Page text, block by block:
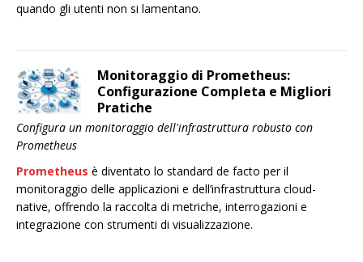
quando gli utenti non si lamentano.
Monitoraggio di Prometheus:
Configurazione Completa e Migliori
Pratiche
Configura un monitoraggio dell'infrastruttura robusto con
Prometheus
Prometheus è diventato lo standard de facto per il
monitoraggio delle applicazioni e dell’infrastruttura cloud-
native, offrendo la raccolta di metriche, interrogazioni e
integrazione con strumenti di visualizzazione.